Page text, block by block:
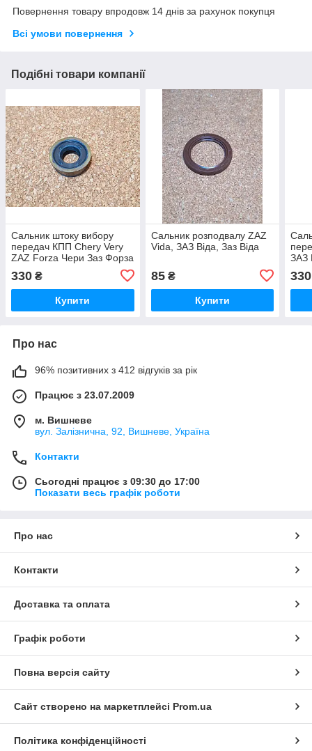
Повернення товару впродовж 14 днів за рахунок покупця
Всі умови повернення
Подібні товари компанії
Сальник штоку вибору
передач КПП Chery Very
ZAZ Forza Чери Заз Форза
330 ₴
Купити
Сальник розподвалу ZAZ
Vida, ЗАЗ Віда, Заз Віда
85₴
Купити
ЗАЗ
330
Про нас
96% позитивних з 412 відгуків за рік
Працює з 23.07.2009
м. Вишневе
вул. Залізнична, 92, Вишневе, Україна
Контакти
Сьогодні працює з 09:30 до 17:00
Показати весь графік роботи
Про нас
Контакти
Доставка та оплата
Графік роботи
Повна версія сайту
Сайт створено на маркетплейсі Prom.ua
Політика конфіденційності